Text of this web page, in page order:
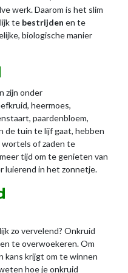
werk. Daarom is het slim
te bestrijden en te
biologische manier
zijn onder
heermoes,
paardenbloem,
de tuin te lijf gaat, hebben
wortels of zaden te
tijd om te genieten van
luierend in het zonnetje.
zo vervelend? Onkruid
te overwoekeren. Om
kans krijgt om te winnen
hoe je onkruid